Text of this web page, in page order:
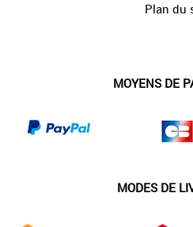
Plan du
MOYENS DE
MODES DE